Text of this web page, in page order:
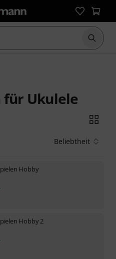
Suche
für Ukulele
Beliebtheit
Hobby
Hobby 2